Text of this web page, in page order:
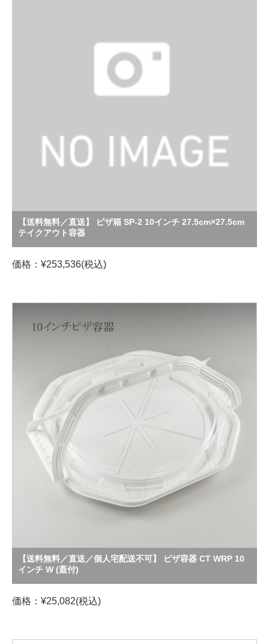
【送料無料／直送】 ピザ箱 SP-2 10インチ 27.5cm×27.5cm
テイクアウト容器
価格：¥253,536(税込)
【送料無料／直送／個人宅配送不可】 ピザ容器 CT WRP 10
インチ W (蓋付)
価格：¥25,082(税込)